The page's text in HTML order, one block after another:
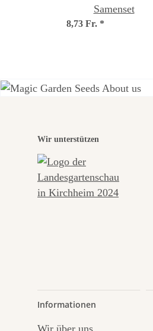
Samenset
8,73 Fr. *
Wir unterstützen
Informationen
Wir über uns